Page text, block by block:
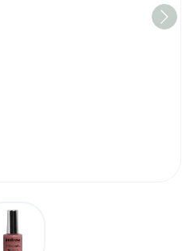
image
View larger image